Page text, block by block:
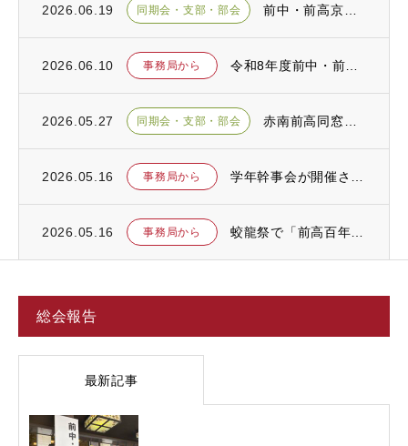
2026.06.19 同期会・支部・部会
2026.06.10 事務局から
2026.05.27 同期会・支部・部会
2026.05.16 事務局から
2026.05.16 事務局から
総会報告
最新記事